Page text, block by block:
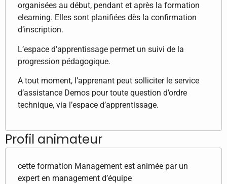
organisées au début, pendant et après la formation
elearning. Elles sont planifiées dès la confirmation
d’inscription.
L’espace d’apprentissage permet un suivi de la
progression pédagogique.
A tout moment, l’apprenant peut solliciter le service
d’assistance Demos pour toute question d’ordre
technique, via l’espace d’apprentissage.
Profil animateur
cette formation Management est animée par un
expert en management d’équipe